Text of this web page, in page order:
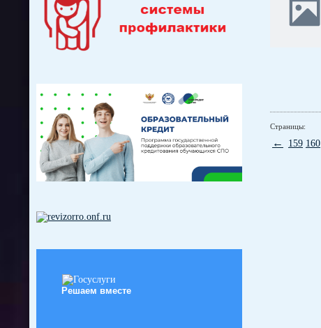
Решаем вместе
Страницы:
← 159 160